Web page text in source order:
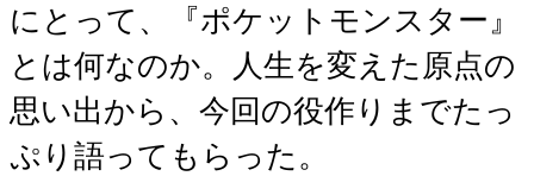
にとって、『ポケットモンスター』
とは何なのか。人生を変えた原点の
思い出から、今回の役作りまでたっ
ぷり語ってもらった。